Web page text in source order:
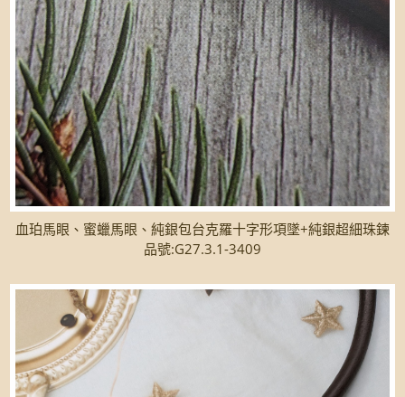
血珀馬眼、蜜蠟馬眼、純銀包台克羅十字形項墜+純銀超細珠鍊
品號:G27.3.1-3409